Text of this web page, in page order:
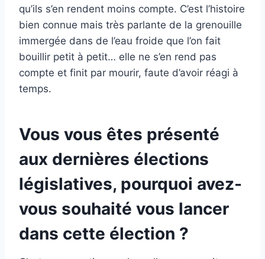
qu’ils s’en rendent moins compte. C’est l’histoire
bien connue mais très parlante de la grenouille
immergée dans de l’eau froide que l’on fait
bouillir petit à petit… elle ne s’en rend pas
compte et finit par mourir, faute d’avoir réagi à
temps.
Vous vous êtes présenté
aux dernières élections
législatives, pourquoi avez-
vous souhaité vous lancer
dans cette élection ?